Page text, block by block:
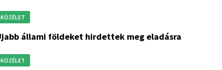
KÖZÉLET
újabb állami földeket hirdettek meg eladásra
KÖZÉLET